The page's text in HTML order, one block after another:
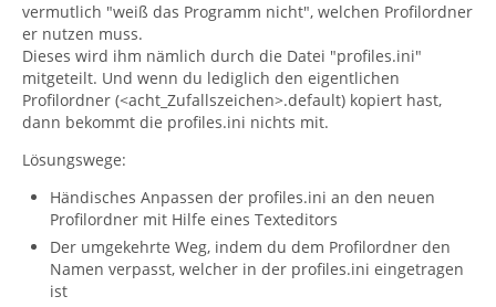
vermutlich "weiß das Programm nicht", welchen Profilordner
er nutzen muss.
Dieses wird ihm nämlich durch die Datei "profiles.ini"
mitgeteilt. Und wenn du lediglich den eigentlichen
Profilordner (<acht_Zufallszeichen>.default) kopiert hast,
dann bekommt die profiles.ini nichts mit.
Lösungswege:
Händisches Anpassen der profiles.ini an den neuen
Profilordner mit Hilfe eines Texteditors
Der umgekehrte Weg, indem du dem Profilordner den
Namen verpasst, welcher in der profiles.ini eingetragen
ist